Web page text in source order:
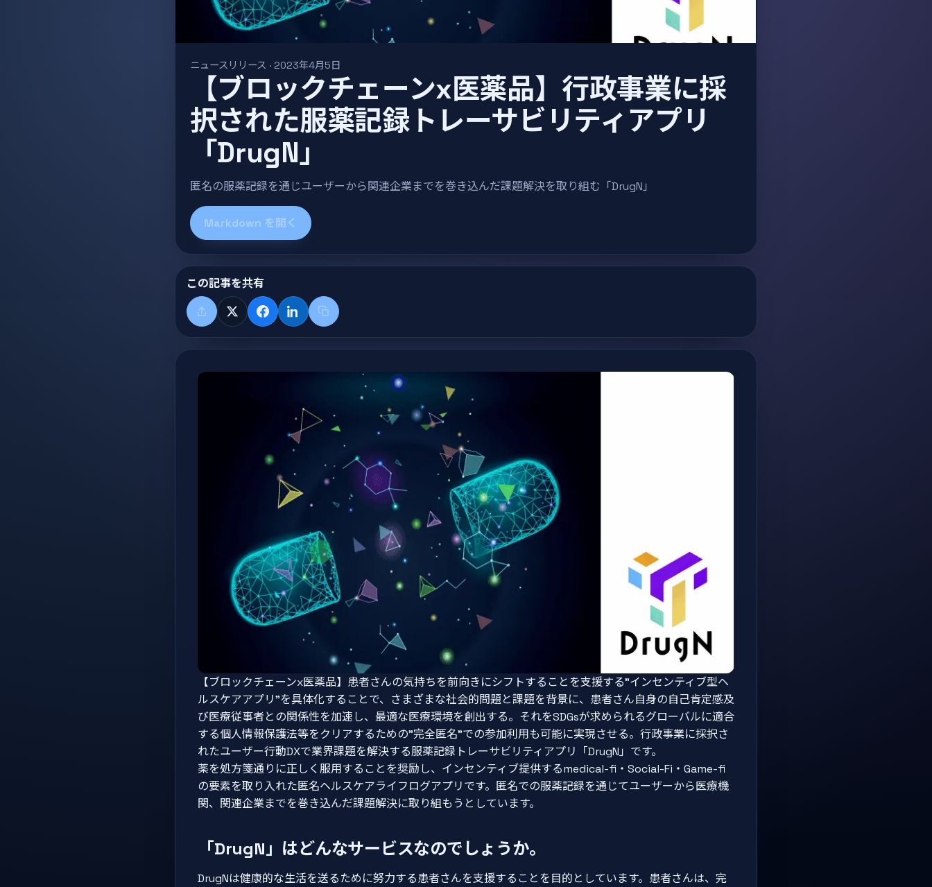
ニュースリリース · 2023年4月5日
【ブロックチェーンx医薬品】行政事業に採
択された服薬記録トレーサビリティアプリ
「DrugN」
匿名の服薬記録を通じユーザーから関連企業までを巻き込んだ課題解決を取り組む「DrugN」
Markdown を開く
この記事を共有
共有する
X FacebookLinkedInタイトル+リンクをコピー
【ブロックチェーンx医薬品】患者さんの気持ちを前向きにシフトすることを支援する”インセンティブ型ヘ
ルスケアアプリ”を具体化することで、さまざまな社会的問題と課題を背景に、患者さん自身の自己肯定感及
び医療従事者との関係性を加速し、最適な医療環境を創出する。それをSDGsが求められるグローバルに適合
する個人情報保護法等をクリアするための”完全匿名”での参加利用も可能に実現させる。行政事業に採択さ
れたユーザー行動DXで業界課題を解決する服薬記録トレーサビリティアプリ「DrugN」です。
薬を処方箋通りに正しく服用することを奨励し、インセンティブ提供するmedical-fi・Social-Fi・Game-fi
の要素を取り入れた匿名ヘルスケアライフログアプリです。匿名での服薬記録を通じてユーザーから医療機
関、関連企業までを巻き込んだ課題解決に取り組もうとしています。
「DrugN」はどんなサービスなのでしょうか。
DrugNは健康的な生活を送るために努力する患者さんを支援することを目的としています。患者さんは、完